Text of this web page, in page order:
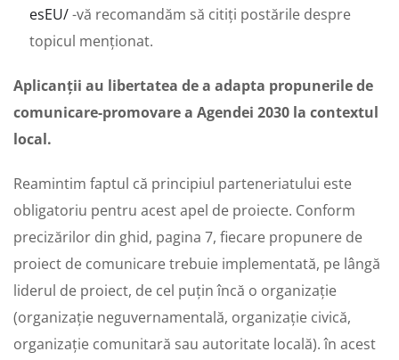
esEU/-vă recomandăm să citiți postările despre
topicul menționat.
Aplicanții au libertatea de a adapta propunerile de
comunicare-promovare a Agendei 2030 la contextul
local.
Reamintim faptul că principiul parteneriatului este
obligatoriu pentru acest apel de proiecte. Conform
precizărilor din ghid, pagina 7, fiecare propunere de
proiect de comunicare trebuie implementată, pe lângă
liderul de proiect, de cel puțin încă o organizație
(organizație neguvernamentală, organizație civică,
organizație comunitară sau autoritate locală). în acest